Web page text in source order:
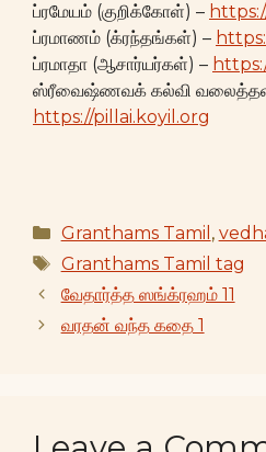
ப்ரமேயம் (குறிக்கோள்) –
ப்ரமாணம் (க்ரந்தங்கள்) –
ப்ரமாதா (ஆசார்யர்கள்) –
ஸ்ரீவைஷ்ணவக் கல்வி
https://pillai.koyil.org
Categories
Granthams Tamil ,
Tags
Granthams Tamil tag
வேதார்த்த ஸங்க்ரஹம் 11
வரதன் வந்த கதை 1